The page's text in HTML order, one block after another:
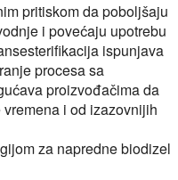
pritiskom da poboljšaju
i povećaju upotrebu
ispunjava
procesa sa
proizvođačima da
i od izazovnijih
za napredne biodizel